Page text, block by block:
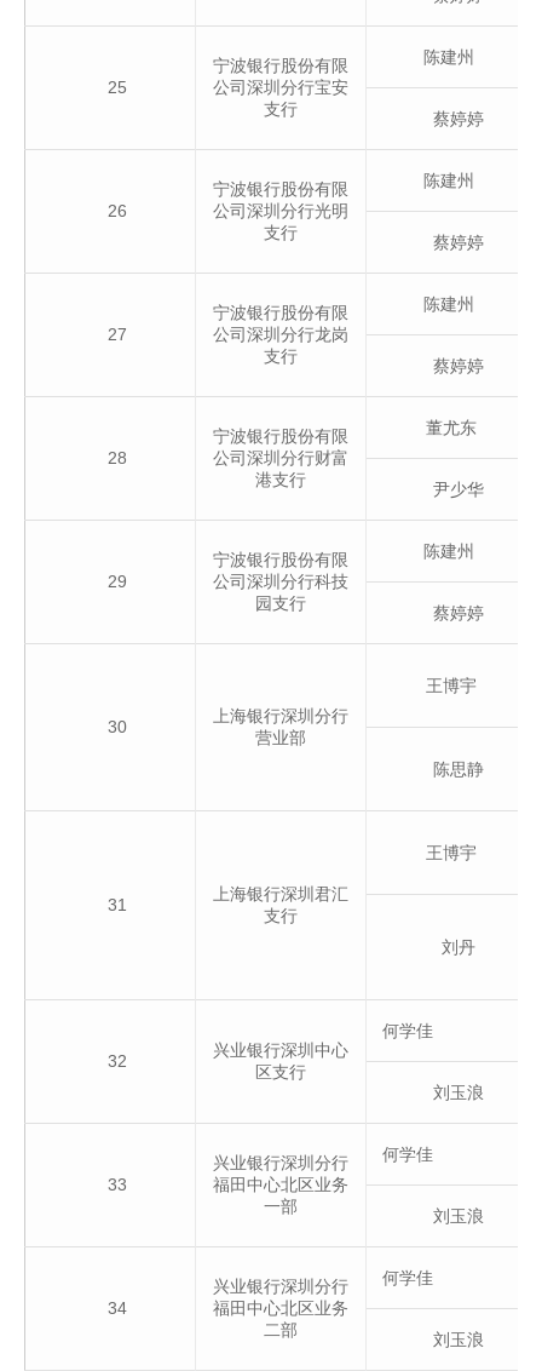
25
宁波银行股份有限
公司深圳分行宝安
支行
陈建州
蔡婷婷
26
宁波银行股份有限
公司深圳分行光明
支行
陈建州
蔡婷婷
27
宁波银行股份有限
公司深圳分行龙岗
支行
陈建州
蔡婷婷
28
宁波银行股份有限
公司深圳分行财富
港支行
董尤东
尹少华
29
宁波银行股份有限
公司深圳分行科技
园支行
陈建州
蔡婷婷
30
上海银行深圳分行
营业部
王博宇
陈思静
31
上海银行深圳君汇
支行
王博宇
刘丹
32
兴业银行深圳中心
区支行
何学佳
刘玉浪
33
兴业银行深圳分行
福田中心北区业务
一部
何学佳
刘玉浪
34
兴业银行深圳分行
福田中心北区业务
二部
何学佳
刘玉浪